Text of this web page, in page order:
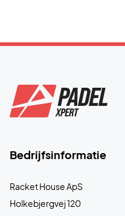
Bedrijfsinformatie
Racket House ApS
Holkebjergvej 120